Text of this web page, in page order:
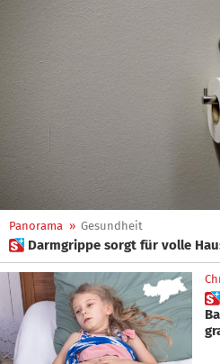
Panorama » Gesundheit
 Darmgrippe sorgt für volle
 Fieber und